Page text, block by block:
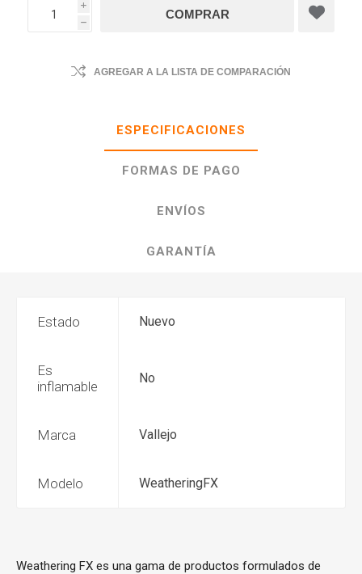
i
h
AGREGAR A LA LISTA DE COMPARACIÓN
ESPECIFICACIONES
FORMAS DE PAGO
ENVÍOS
GARANTÍA
Estado Nuevo
Es
inflamable
No
Marca Vallejo
Modelo WeatheringFX
Weathering FX es una gama de productos formulados de